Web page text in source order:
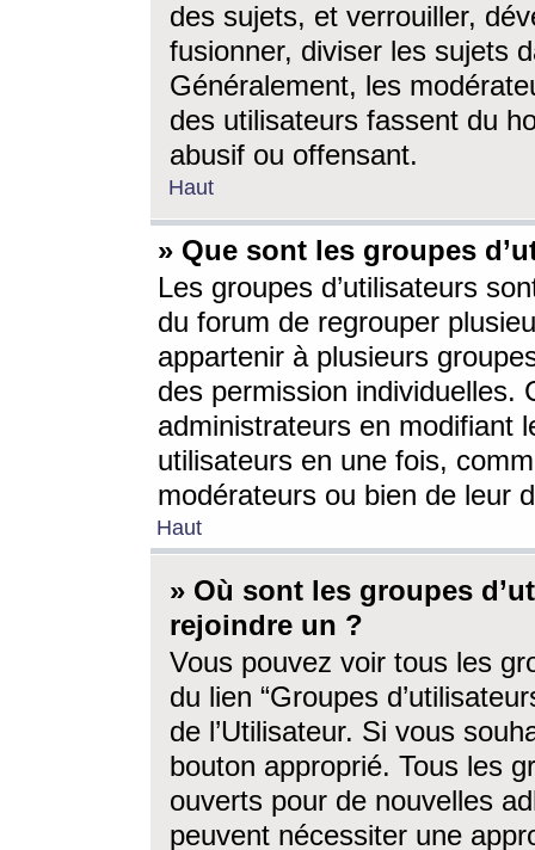
des sujets, et verrouiller,
fusionner, diviser les sujets
Généralement, les
des utilisateurs fassent du
abusif ou offensant.
Haut
» Que sont les groupes
Les groupes d’utilisateurs
du forum de regrouper
appartenir à plusieurs
des permission individuelles.
administrateurs en modifiant
utilisateurs en une fois,
modérateurs ou bien de leur
Haut
» Où sont les groupes
rejoindre un ?
Vous pouvez voir tous les
du lien “Groupes
de l’Utilisateur. Si vous
bouton approprié. Tous les
ouverts pour de nouvelles
peuvent nécessiter une